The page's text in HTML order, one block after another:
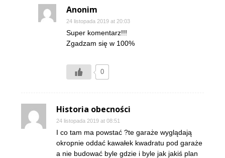
Anonim
24 listopada 2019 at 20:03
Super komentarz!!!
Zgadzam się w 100%
0
Historia obecności
24 listopada 2019 at 08:51
I co tam ma powstać ?te garaże wyglądają
okropnie oddać kawałek kwadratu pod garaże
a nie budować byle gdzie i byle jak jakiś plan